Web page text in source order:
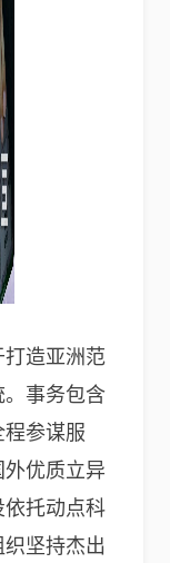
造亚洲范
。事务包含
参谋服
优质立异
托动点科
坚持杰出